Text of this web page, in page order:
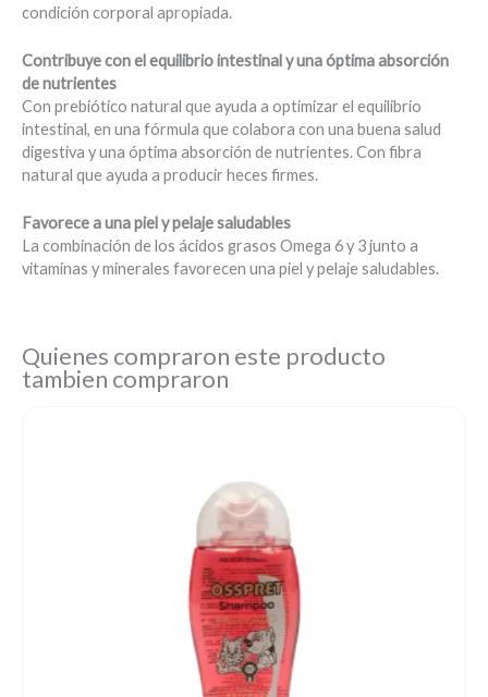
condición corporal apropiada.
Contribuye con el equilibrio intestinal y una óptima absorción
de nutrientes
Con prebiótico natural que ayuda a optimizar el equilibrio
intestinal, en una fórmula que colabora con una buena salud
digestiva y una óptima absorción de nutrientes. Con fibra
natural que ayuda a producir heces firmes.
Favorece a una piel y pelaje saludables
La combinación de los ácidos grasos Omega 6 y 3 junto a
vitaminas y minerales favorecen una piel y pelaje saludables.
Quienes compraron este producto
tambien compraron